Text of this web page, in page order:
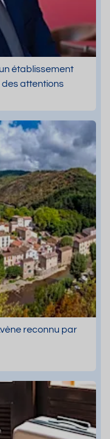
établissement
des attentions
reconnu par